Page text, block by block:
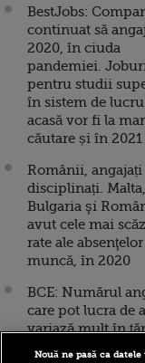
BestJobs:
continuat să
2020, în ciuda
pandemiei.
pentru studii
în sistem de
acasă vor fi la
căutare și în 2021
Românii, angajați
disciplinați. Malta,
Bulgaria şi
avut cele mai
rate ale
muncă, în 2020
BCE: Numărul
care pot lucra de
variază mult în
Capitala
Nouă ne pasă ca